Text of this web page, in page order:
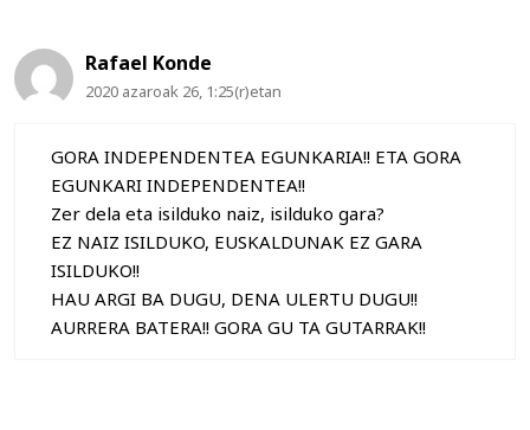
Rafael Konde
2020 azaroak 26, 1:25(r)etan
GORA INDEPENDENTEA EGUNKARIA!! ETA GORA
EGUNKARI INDEPENDENTEA!!
Zer dela eta isilduko naiz, isilduko gara?
EZ NAIZ ISILDUKO, EUSKALDUNAK EZ GARA
ISILDUKO!!
HAU ARGI BA DUGU, DENA ULERTU DUGU!!
AURRERA BATERA!! GORA GU TA GUTARRAK!!